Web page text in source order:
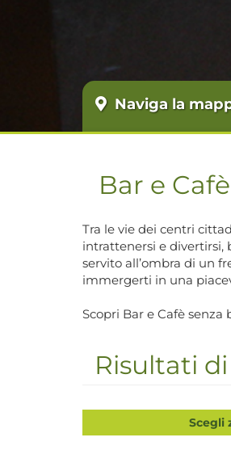
Naviga la
Bar e
Tra le vie dei centri
intrattenersi e divertirsi,
servito all’ombra di un
immergerti in una
Scopri Bar e Cafè
Risultati
Scegli